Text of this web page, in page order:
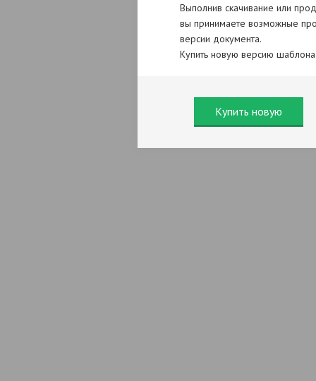
Выполнив скачивание или
вы принимаете возможные
версии документа.
Купить новую версию
Купить новую